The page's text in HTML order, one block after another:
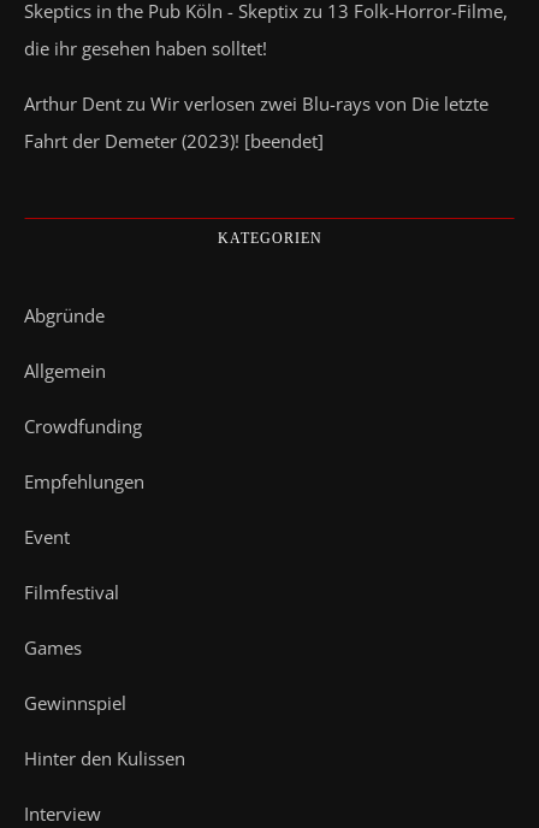
Skeptics in the Pub Köln - Skeptix zu 13 Folk-Horror-Filme,
die ihr gesehen haben solltet!
Arthur Dent zu Wir verlosen zwei Blu-rays von Die letzte
Fahrt der Demeter (2023)! [beendet]
KATEGORIEN
Abgründe
Allgemein
Crowdfunding
Empfehlungen
Event
Filmfestival
Games
Gewinnspiel
Hinter den Kulissen
Interview